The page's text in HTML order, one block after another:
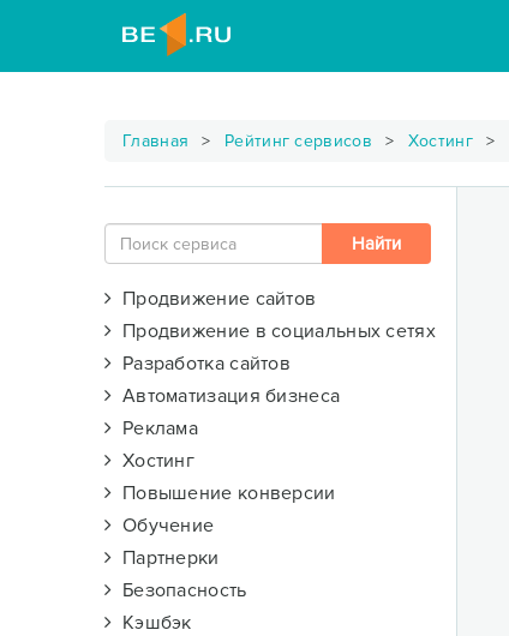
Главная Рейтинг сервисов Хостинг
Продвижение сайтов
Продвижение в социальных сетях
Разработка сайтов
Автоматизация бизнеса
Реклама
Хостинг
Повышение конверсии
Обучение
Партнерки
Безопасность
Кэшбэк